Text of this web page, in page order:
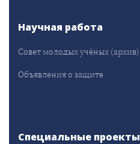
Научная работа
Совет молодых учёных (архив)
Объявления о защите
Специальные проекты